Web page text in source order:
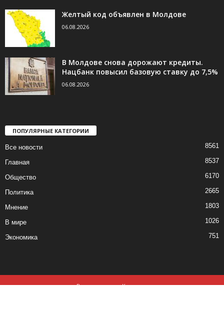
Желтый код объявлен в Молдове
06.08.2026
В Молдове снова дорожают кредиты.
Нацбанк повысил базовую ставку до 7,5%
06.08.2026
ПОПУЛЯРНЫЕ КАТЕГОРИИ
Все новости 8561
Главная 8537
Общество 6170
Политика 2665
Мнение 1803
В мире 1026
Экономика 751
Все новости
Контакты